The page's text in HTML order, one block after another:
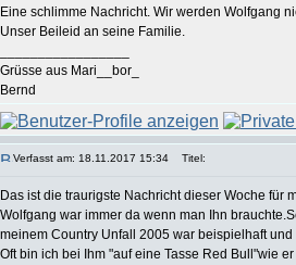
Eine schlimme Nachricht. Wir werden Wolfgang
Unser Beileid an seine Familie.
Grüsse aus Mari__bor_
Bernd
Verfasst am: 18.11.2017 15:34 Titel:
Das ist die traurigste Nachricht dieser Woche für
Wolfgang war immer da wenn man Ihn
meinem Country Unfall 2005 war beispielhaft
Oft bin ich bei Ihm "auf eine Tasse Red Bull"wie